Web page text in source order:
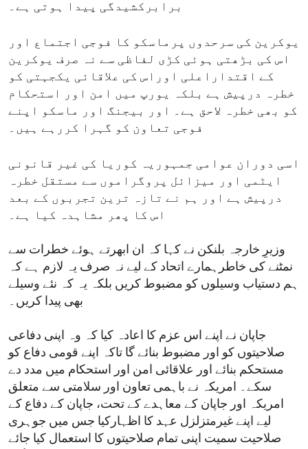
برابرکشیدگی پیدا ہوتی ہے۔
یوکرین کی سرحدوں پرماسکو کا فوجی اجتماع اور
اس کی بڑھتی ہوئی کڑی لفاظی سے نہ صرف یوکرین
کے اقتداراعلی اوراس کی علاقائی یکجہتی کو
خطرہ درپیش ہے بلکہ یورپ میں امن اور استحکام
کو بھی خطرہ لاحق ہے۔ اور بیجنگ اور ماسکو اپنے
فوجی تعاون کو گہرا کررہے ہیں۔
اسی دوران عوامی جمہوریہ کوریا کی غیر قانونی
ایٹمی اور میزائل پروگراموں سے مستقل خطرہ
درپیش ہے اور ہم نے تازہ ترین تجربوں کے بعد
اس کا پھر مشاہدہ کیا ہے۔
وزیرِ خارجہ بلنکن نے کہا کہ ان ابھرتے ہوئے خطرات سے
نمٹنے کی خاطرہمارے اتحاد کے لیے نہ صرف یہ لازم ہے کہ
ہم دستیاب وسیلوں کو مضبوط کریں بلکہ یہ کہ نئے وسیلے
بھی پیدا کریں۔
جاپان نے اپنے اس عزم کا اعادہ کیا کہ وہ اپنی دفاعی
صلاحیتوں کو اور مضبوط بنائے گا تاکہ اپنے قومی دفاع کو
مستحکم بنائے اور علاقائی امن اور استحکام میں مدد دے
سکے۔ امریکہ نے باہمی تعاون اور سلامتی سے متعلق
امریکہ اور جاپان کے معاہدے کے تحت، جاپان کے دفاع کے
لیے اپنے غیرمتزلزل عہد کا اظہارکیا جس میں جوہری
صلاحیت سمیت اپنی تمام صلاحیتوں کا استعمال کیا جائے